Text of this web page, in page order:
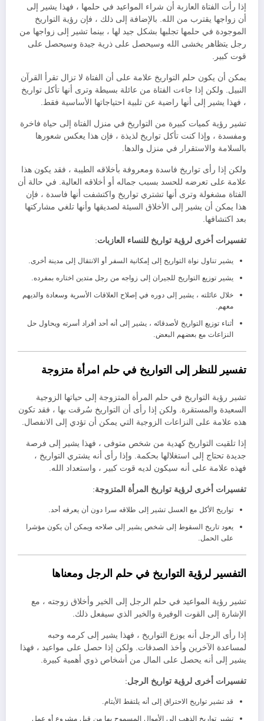
إذا رأت الفتاة العازبة أن شراء المواعيد في حلمها ، فهذا يشير إلى
أن زواجها يقترب من الله. بالإضافة إلى ذلك ، فإن رؤية التواريخ
الموجودة في حلمها تجلبها بشكل جيد لها ، بينما تشير إلى زواجها من
رجل يتظاهر يخشى الله وسيحصل على ذرية جيدة وسيحصل على
قوت كبير.
يمكن أن يكون حلم التواريخ علامة على أن الفتاة لا تزال تقرأ القرآن
النبيل. ولكن إذا جاءت الفتاة من عائلة بسيطة وترى أنها تأكل تواريخ
، فهذا يشير إلى أنها راضية عن تلبية احتياجاتها الأساسية فقط.
تشير رؤية كميات كبيرة من التواريخ في منزل الفتاة إلى حياة فاخرة
ومفسدة ، وإذا كنت تأكل تواريخ لذيذة ، فإن هذا يعكس شعورها
بالسلامة والاستقرار في منزل والدها.
ولكن إذا رأى تواريخ فاسدة ومعروفة بأخلاقه الطيبة ، فقد يكون هذا
علامة على تعرضه للحسد بسبب جماله أو أخلاقه العالية. في حالة أن
الفتاة مشغولة وترى أنها تشتري تواريخ واكتشفت أنها فاسدة ، فإن
هذا يمكن أن يشير إلى الأخلاق السيئة لصديقها وأنها تلغي مشاركتها
بعد اكتشافها.
تفسيرات أخرى لرؤية تواريخ للنساء العازبات:
يشير تناول نواة التواريخ إلى إمكانية السفر أو الانتقال إلى مدينة أخرى.
يشير توزيع التواريخ للجيران إلى زواجه من رجل متدين اختاره بمفرده.
خلال عائلته ، يشير إلى دوره في إصلاح العلاقات الأسرية وسعادة والديهم
معهم.
أثناء توزيع التواريخ لأصدقائه ، يشير إلى أنه أحد أفراد أسرته ويحاول حل
النزاعات مع بعضهم البعض.
تفسير للنظر إلى التواريخ في حلم امرأة متزوجة
تشير رؤية التواريخ في حلم المرأة المتزوجة إلى حياتها الزوجية
السعيدة والمستقرة. ولكن إذا رأى أن التواريخ سُرقت بها ، فقد تكون
هذه علامة على النزاعات الزوجية التي يمكن أن تؤدي إلى الانفصال.
إذا تلقيت التواريخ كهدية من شخص متوفى ، فهذا يشير إلى فرصة
جديدة تحتاج إلى استغلالها بحكمة. وإذا رأى أنه يشتري التواريخ ،
فهذه علامة على أنه سيكون لديه قوت كبير ، واستعداد الله.
تفسيرات أخرى لرؤية تواريخ المرأة المتزوجة:
تواريخ الأكل مع العسل تشير إلى طلاقه سرا دون أن يعرفه أحد.
يعود تاريخ السقوط إلى شخص يشير إلى صلاحه ويمكن أن يكون مؤشرا
على الحمل.
التفسير لرؤية التواريخ في حلم الرجل ومعناها
تشير رؤية المواعيد في حلم الرجل إلى الخير وأخلاق زوجته ، مع
الإشارة إلى القوت الوفيرة والخير الذي سيفعل ذلك.
إذا رأى الرجل أنه يوزع التواريخ ، فهذا يشير إلى كرمه وحبه
لمساعدة الآخرين وأخذ الصدقات. ولكن إذا حصل على مواعيد ، فهذا
يشير إلى أنه يحصل على المال من أشخاص ذوي أهمية كبيرة.
تفسيرات أخرى لرؤية تواريخ الرجل:
قد تشير تواريخ الاحتراق إلى أنه يلتقط الأيتام.
تشير تواريخ الذهب إلى الأموال المسموح بها من قبل مشروع أو عمل